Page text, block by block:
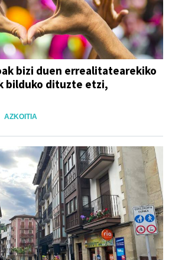
bizi duen errealitatearekiko
bilduko dituzte etzi,
AZKOITIA